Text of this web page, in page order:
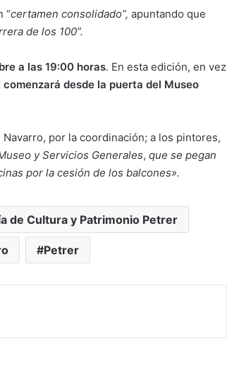
“certamen consolidado”, apuntando que
de los 100”.
a las 19:00 horas. En esta edición, en vez
desde la puerta del Museo
por la coordinación; a los pintores,
y Servicios Generales, que se pegan
por la cesión de los balcones».
de Cultura y Patrimonio Petrer
Petrer